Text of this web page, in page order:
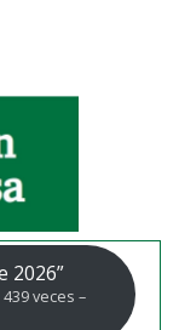
2026”
veces –